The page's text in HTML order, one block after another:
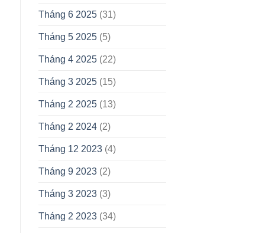
Tháng 6 2025(31)
Tháng 5 2025(5)
Tháng 4 2025(22)
Tháng 3 2025(15)
Tháng 2 2025(13)
Tháng 2 2024(2)
Tháng 12 2023(4)
Tháng 9 2023(2)
Tháng 3 2023(3)
Tháng 2 2023(34)